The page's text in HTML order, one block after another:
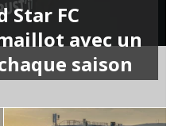
Star FC
avec un
saison